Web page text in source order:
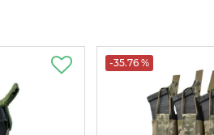
-35.76 %